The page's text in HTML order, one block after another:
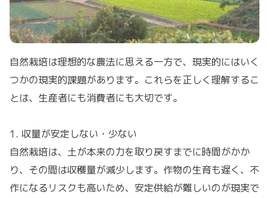
自然栽培は理想的な農法に思える一方で、現実的にはいく
つかの現実的課題があります。これらを正しく理解するこ
とは、生産者にも消費者にも大切です。
1. 収量が安定しない・少ない
自然栽培は、土が本来の力を取り戻すまでに時間がかか
り、その間は収穫量が減少します。作物の生育も遅く、不
作になるリスクも高いため、安定供給が難しいのが現実で